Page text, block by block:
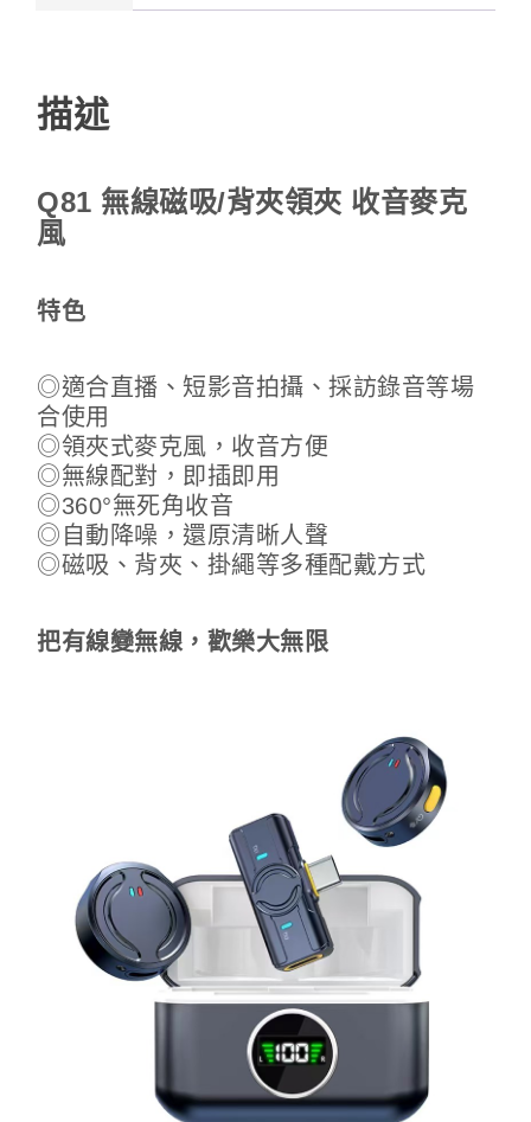
描述
Q81 無線磁吸/背夾領夾 收音麥克
風
特色
◎適合直播、短影音拍攝、採訪錄音等場
合使用
◎領夾式麥克風，收音方便
◎無線配對，即插即用
◎360°無死角收音
◎自動降噪，還原清晰人聲
◎磁吸、背夾、掛繩等多種配戴方式
把有線變無線，歡樂大無限